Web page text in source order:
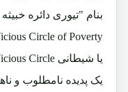
بنام "تیوری دائره
Circle of Poverty
یا شیطانی Circle
یک پدیده نامطلوب و